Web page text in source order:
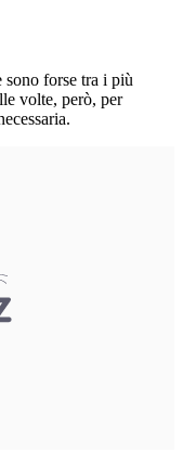
sono forse tra i più
volte, però, per